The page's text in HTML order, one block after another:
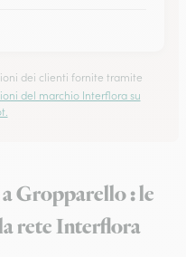
dei clienti fornite tramite
del marchio Interflora su
Gropparello : le
rete Interflora